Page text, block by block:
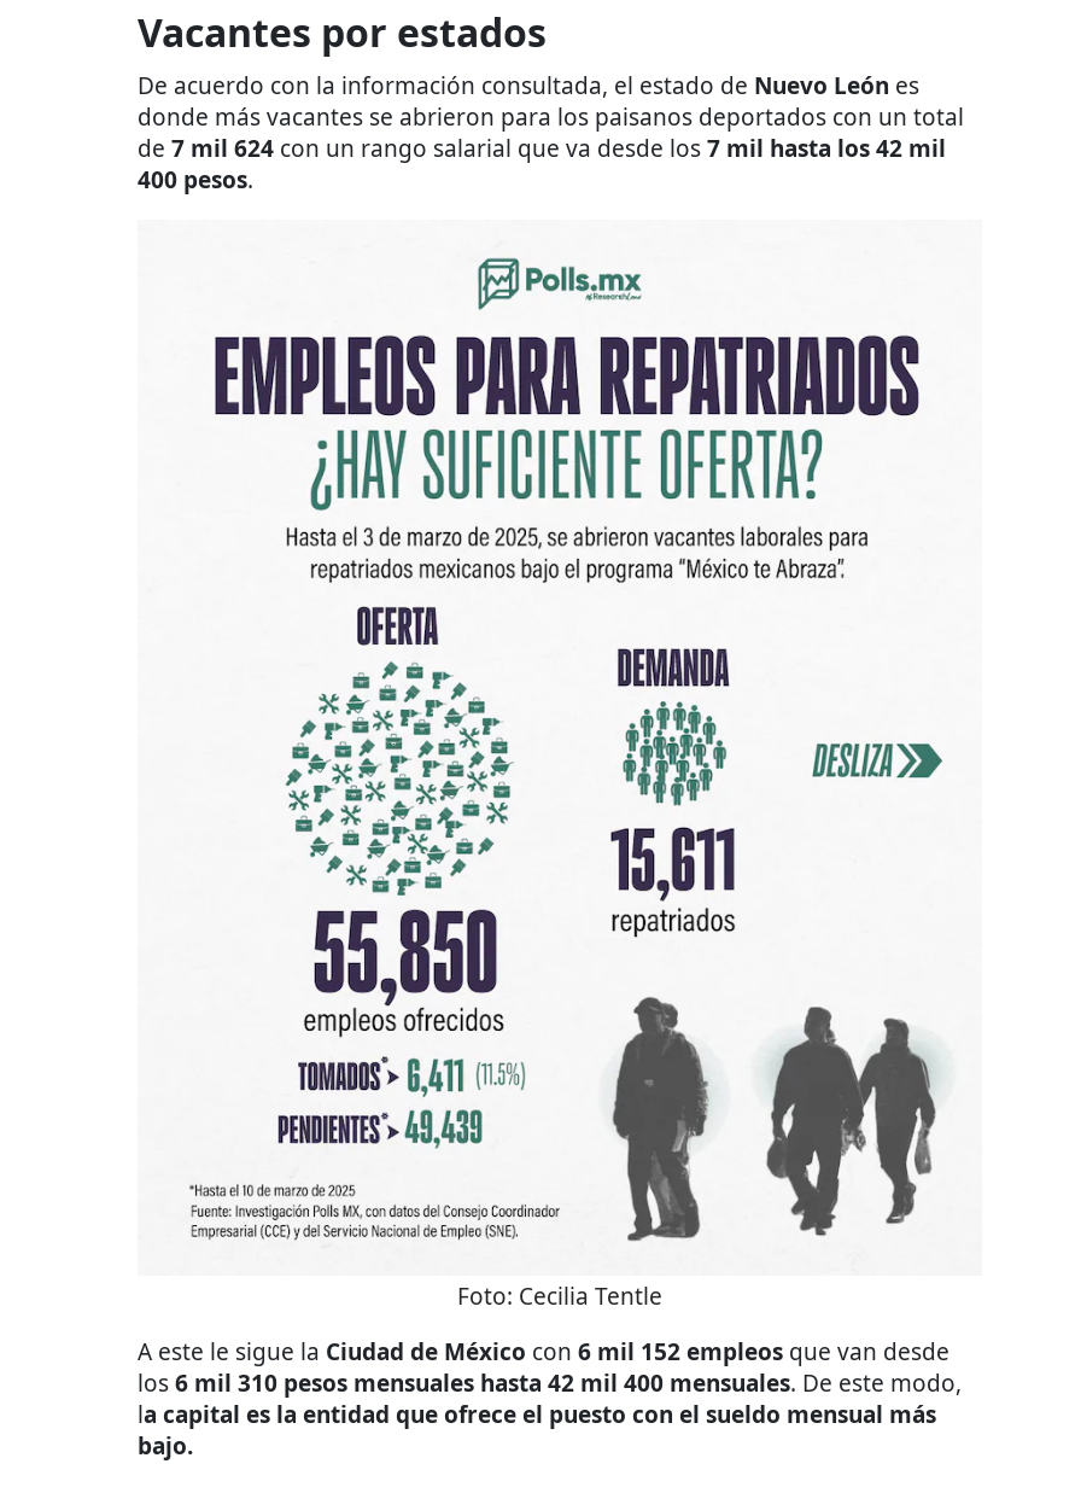
Vacantes por estados
De acuerdo con la información consultada, el estado de Nuevo León es
donde más vacantes se abrieron para los paisanos deportados con un total
de 7 mil 624 con un rango salarial que va desde los7 mil hasta los 42 mil
400 pesos.
Foto: Cecilia Tentle
A este le sigue la Ciudad de México con 6 mil 152 empleos que van desde
los6 mil 310 pesos mensuales hasta 42 mil 400 mensuales. De este modo,
la capital es la entidad que ofrece el puesto con el sueldo mensual más
bajo.